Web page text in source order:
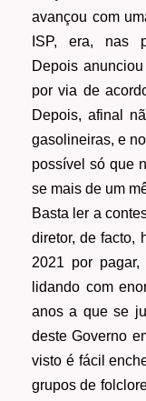
avançou com
ISP, era, nas
Depois
por via de
Depois, afinal
gasolineiras, e
possível só que
se mais de um
Basta ler a
diretor, de facto,
2021 por
lidando com
anos a que se
deste Governo
visto é fácil
grupos de